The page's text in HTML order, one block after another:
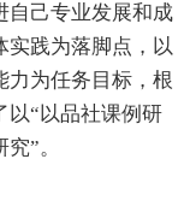
自己专业发展和成
实践为落脚点，以
力为任务目标，根
以“以品社课例研
”。